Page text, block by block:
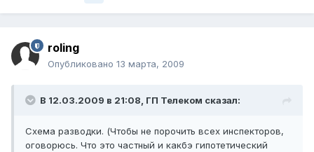
roling
Опубликовано 13 марта, 2009
В 12.03.2009 в 21:08, ГП Телеком сказал:
Схема разводки. (Чтобы не порочить всех инспекторов,
оговорюсь. Что это частный и какбэ гипотетический